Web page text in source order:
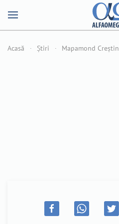
Acasă Știri Mapamond Creștin